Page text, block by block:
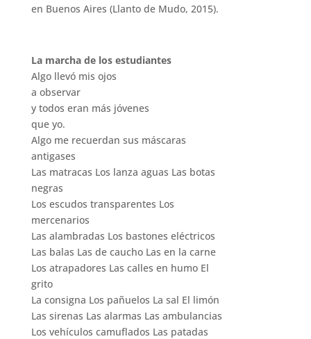
en Buenos Aires (Llanto de Mudo, 2015).
La marcha de los estudiantes
Algo llevó mis ojos
a observar
y todos eran más jóvenes
que yo.
Algo me recuerdan sus máscaras
antigases
Las matracas Los lanza aguas Las botas
negras
Los escudos transparentes Los
mercenarios
Las alambradas Los bastones eléctricos
Las balas Las de caucho Las en la carne
Los atrapadores Las calles en humo El
grito
La consigna Los pañuelos La sal El limón
Las sirenas Las alarmas Las ambulancias
Los vehículos camuflados Las patadas